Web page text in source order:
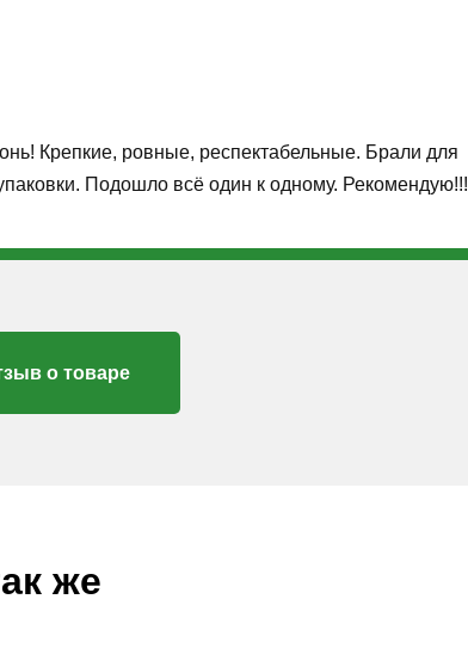
Крепкие, ровные, респектабельные. Брали для
Подошло всё один к одному. Рекомендую!!!
о товаре
же